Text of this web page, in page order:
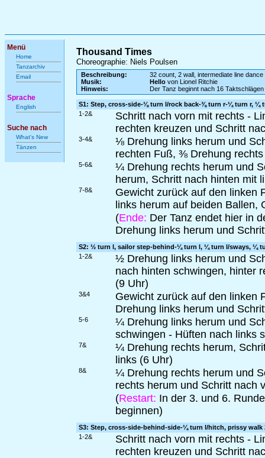
Menü
Home
Tanzarchiv
Email
Sprache
English
Suche nach
What's New
Tänzen
Thousand Times
Choreographie: Niels Poulsen
Beschreibung:
32 count, 2 wall, intermediate line dance
Musik:
Hellovon Lionel Ritchie
Hinweis:
Der Tanz beginnt nach 16 Taktschlägen
S1: Step, cross-side-⅛ turn l/rock back-⅜ turn r-¼ turn r, ¼
1-2&
Schritt nach vorn mit rechts -
rechten kreuzen und Schritt
3-4&
⅛ Drehung links herum und
rechten Fuß, ⅜ Drehung
5-6&
¼ Drehung rechts herum und
herum, Schritt nach hinten mit
7-8&
Gewicht zurück auf den linken
links herum auf beiden Ballen,
(Ende: Der Tanz endet hier in
Drehung links herum und
S2: ½ turn l, sailor step-behind-¼ turn l, ¼ turn l/sways, ¼
1-2&
½ Drehung links herum und
nach hinten schwingen, hinter
(9 Uhr)
3&4
Gewicht zurück auf den linken
Drehung links herum und
5-6
¼ Drehung links herum und
schwingen - Hüften nach links
7&
¼ Drehung rechts herum,
links (6 Uhr)
8&
¼ Drehung rechts herum und
rechts herum und Schritt nach
(Restart: In der 3. und 6.
beginnen)
S3: Step, cross-side-behind-side-¼ turn l/hitch, prissy
1-2&
Schritt nach vorn mit rechts -
rechten kreuzen und Schritt